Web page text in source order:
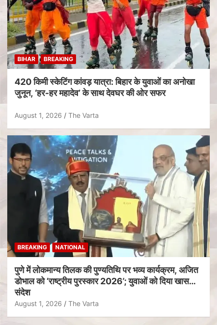
BIHAR BREAKING
420 किमी स्केटिंग कांवड़ यात्रा: बिहार के युवाओं का अनोखा
जुनून, ‘हर-हर महादेव’ के साथ देवघर की ओर सफर
August 1, 2026 The Varta
BREAKING NATIONAL
पुणे में लोकमान्य तिलक की पुण्यतिथि पर भव्य कार्यक्रम, अजित
डोभाल को ‘राष्ट्रीय पुरस्कार 2026’; युवाओं को दिया खास
संदेश
August 1, 2026 The Varta